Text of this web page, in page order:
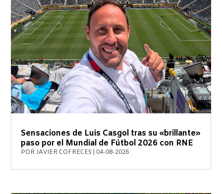
Sensaciones de Luis Casgol tras su «brillante»
paso por el Mundial de Fútbol 2026 con RNE
PORJAVIER COFRECES 04-08-2026